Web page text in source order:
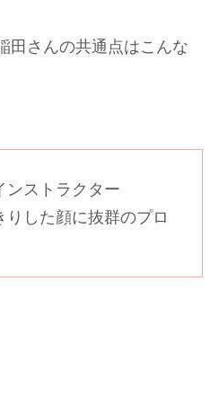
田さんの共通点はこんな
ンストラクター
りした顔に抜群のプロ